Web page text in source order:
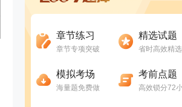
章节练习
章节专项突破
精选试题
省时高效精选
模拟考场
海量题免费做
考前点题
高效锁分72